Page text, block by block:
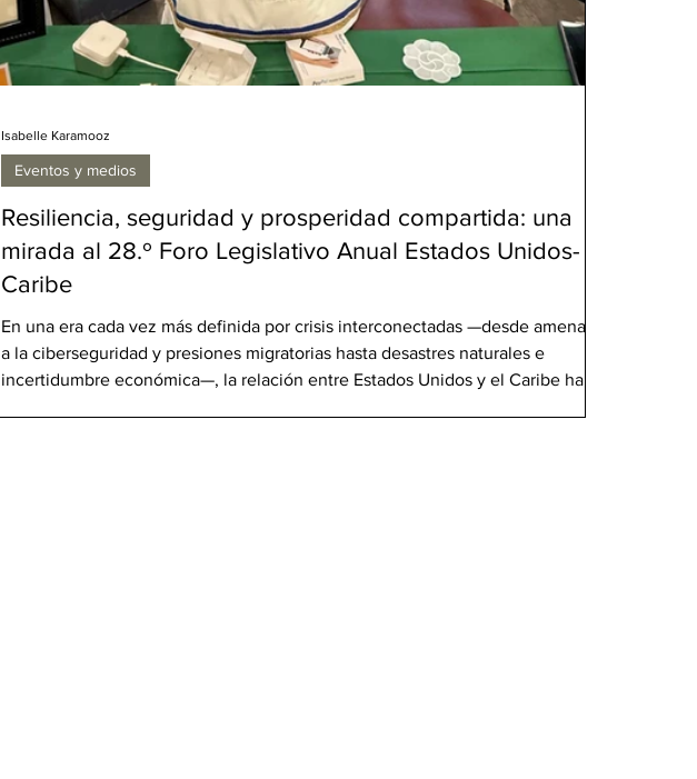
Resiliencia, seguridad y prosperidad compartida: una
mirada al 28.º Foro Legislativo Anual Estados Unidos-
Caribe
En una era cada vez más definida por crisis interconectadas —desde amenazas
a la ciberseguridad y presiones migratorias hasta desastres naturales e
incertidumbre económica—, la relación entre Estados Unidos y el Caribe ha
Eventos y medios
Isabelle Karamooz